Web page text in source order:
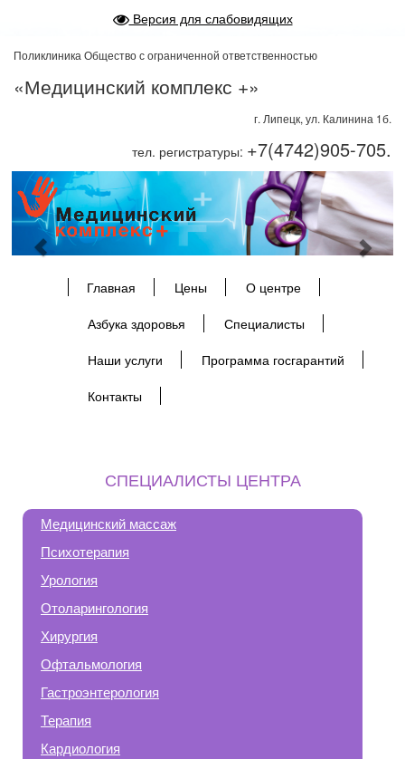
Версия для слабовидящих
Поликлиника Общество с ограниченной ответственностью
«Медицинский комплекс +»
г. Липецк, ул. Калинина 1б.
тел. регистратуры: +7(4742)905-705.
Previous Next
Главная Цены
О центре
Азбука здоровья
Специалисты
Наши услуги
Программа госгарантий
Контакты
СПЕЦИАЛИСТЫ ЦЕНТРА
Медицинский массаж
Психотерапия
Урология
Отоларингология
Хирургия
Офтальмология
Гастроэнтерология
Терапия
Кардиология